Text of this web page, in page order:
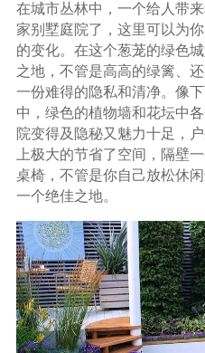
在城市丛林中，一个给人带
家别墅庭院了，这里可以为
的变化。在这个葱茏的绿色
之地，不管是高高的绿篱、
一份难得的隐私和清净。像
中，绿色的植物墙和花坛中
院变得及隐秘又魅力十足，
上极大的节省了空间，隔壁
桌椅，不管是你自己放松休
一个绝佳之地。